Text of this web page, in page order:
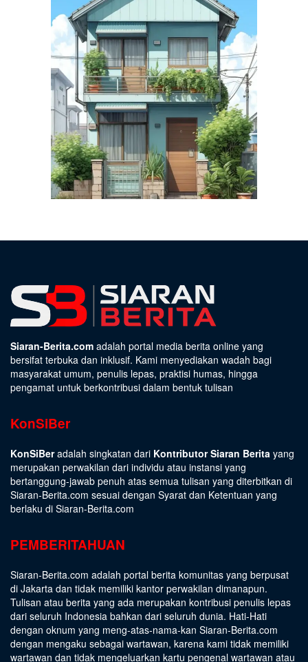
Siaran-Berita.com adalah portal media berita online yang
bersifat terbuka dan inklusif. Kami menyediakan wadah bagi
masyarakat umum, penulis lepas, praktisi humas, hingga
pengamat untuk berkontribusi dalam bentuk tulisan
KonSiBer
KonSiBeradalah singkatan dari Kontributor Siaran Berita yang
merupakan perwakilan dari individu atau instansi yang
bertanggung-jawab penuh atas semua tulisan yang diterbitkan di
Siaran-Berita.com sesuai dengan Syarat dan Ketentuan yang
berlaku di Siaran-Berita.com
PEMBERITAHUAN
Siaran-Berita.com adalah portal berita komunitas yang berpusat
di Jakarta dan tidak memiliki kantor perwakilan dimanapun.
Tulisan atau berita yang ada merupakan kontribusi penulis lepas
dari seluruh Indonesia bahkan dari seluruh dunia. Hati-Hati
dengan oknum yang meng-atas-nama-kan Siaran-Berita.com
dengan mengaku sebagai wartawan, karena kami tidak memiliki
wartawan dan tidak mengeluarkan kartu pengenal wartawan atau